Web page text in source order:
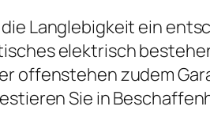
Langlebigkeit ein
elektrisch
offenstehen zudem
Sie in